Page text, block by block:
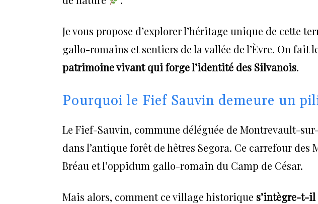
Je vous propose d’explorer l’héritage unique de cette
gallo-romains et sentiers de la vallée de l’Èvre. On fait
patrimoine vivant qui forge l’identité des Silvanois.
Pourquoi le Fief Sauvin demeure un
Le Fief-Sauvin, commune déléguée de Montrevault-sur-
dans l’antique forêt de hêtres Segora. Ce carrefour des
Bréau et l’oppidum gallo-romain du Camp de César.
Mais alors, comment ce village historique s’intègre-t-il